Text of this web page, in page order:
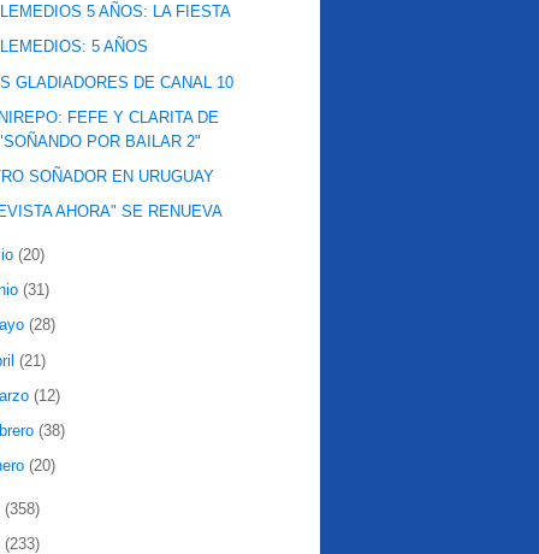
5 AÑOS: LA FIESTA
5 AÑOS
GLADIADORES DE CANAL 10
FEFE Y CLARITA DE
POR BAILAR 2"
SOÑADOR EN URUGUAY
AHORA" SE RENUEVA
(20)
(31)
(28)
(21)
(12)
(38)
(20)
(358)
(233)